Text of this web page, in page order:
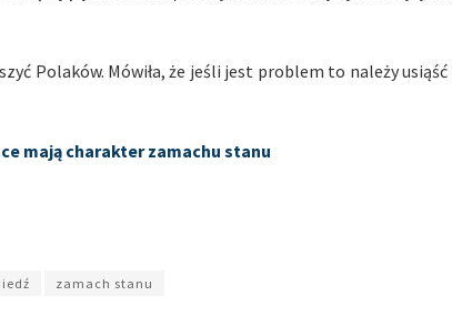
Polaków. Mówiła, że jeśli jest problem to należy usiąść
mają charakter zamachu stanu
zamach stanu